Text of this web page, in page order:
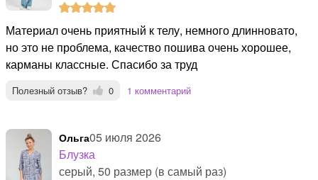
материал очень приятный к телу, немного длинновато,
но это не проблема, качество пошива очень хорошее,
карманы классные. Спасибо за труд
Полезный отзыв? 0 1 комментарий
Ольга05 июля 2026
Блузка
серый, 50 размер (в самый раз)